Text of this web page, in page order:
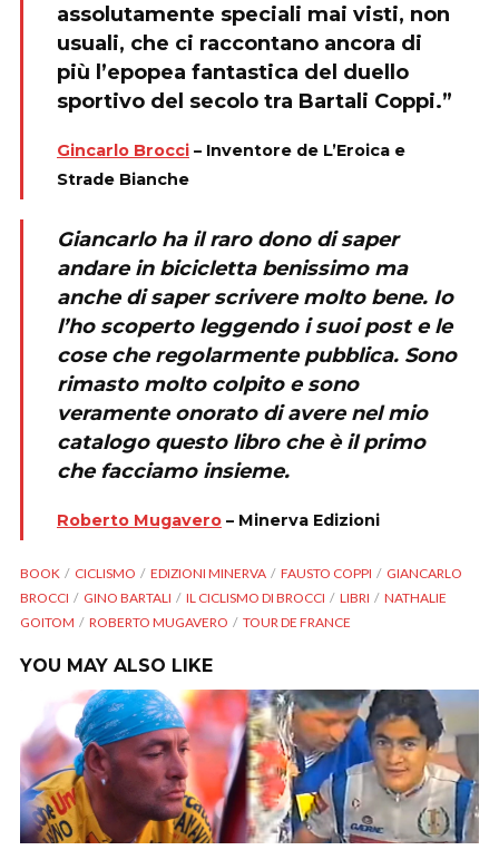
assolutamente speciali mai visti, non
usuali, che ci raccontano ancora di
più l’epopea fantastica del duello
sportivo del secolo tra Bartali Coppi.”
Gincarlo Brocci – Inventore de L’Eroica e
Strade Bianche
Giancarlo ha il raro dono di saper
andare in bicicletta benissimo ma
anche di saper scrivere molto bene. Io
l’ho scoperto leggendo i suoi post e le
cose che regolarmente pubblica. Sono
rimasto molto colpito e sono
veramente onorato di avere nel mio
catalogo questo libro che è il primo
che facciamo insieme.
Roberto Mugavero – Minerva Edizioni
BOOK CICLISMO EDIZIONI MINERVA FAUSTO COPPI
GIANCARLO
BROCCI
GINO BARTALI IL CICLISMO DI BROCCI LIBRI
NATHALIE
GOITOM
ROBERTO MUGAVERO TOUR DE FRANCE
YOU MAY ALSO LIKE